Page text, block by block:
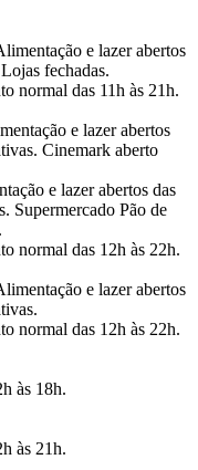
e lazer abertos
fechadas.
normal das 11h às 21h.
e lazer abertos
Cinemark aberto
e lazer abertos das
Supermercado Pão de
normal das 12h às 22h.
e lazer abertos
normal das 12h às 22h.
às 18h.
às 21h.